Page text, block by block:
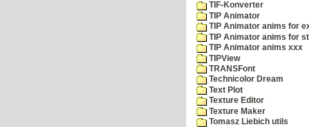
TIF-Konverter
TIP Animator
TIP Animator anims for
TIP Animator anims for
TIP Animator anims xxx
TIPView
TRANSFont
Technicolor Dream
Text Plot
Texture Editor
Texture Maker
Tomasz Liebich utils